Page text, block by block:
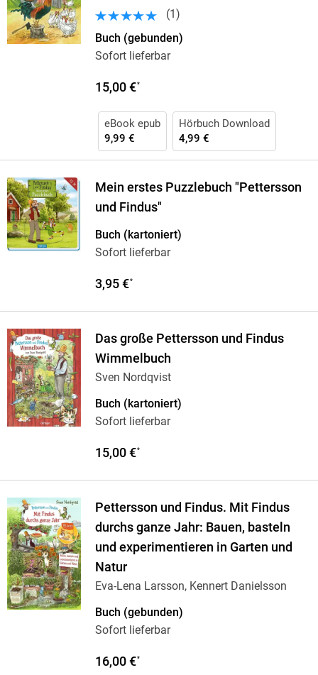
(1 )
Buch (gebunden)
Sofort lieferbar
15,00 €*
eBook epub
9,99 €
Hörbuch Download
4,99 €
Mein erstes Puzzlebuch "Pettersson
und Findus"
Buch (kartoniert)
Sofort lieferbar
3,95 €*
Das große Pettersson und Findus
Wimmelbuch
Sven Nordqvist
Buch (kartoniert)
Sofort lieferbar
15,00 €*
Pettersson und Findus. Mit Findus
durchs ganze Jahr: Bauen, basteln
und experimentieren in Garten und
Natur
Eva-Lena Larsson, Kennert Danielsson
Buch (gebunden)
Sofort lieferbar
16,00 €*